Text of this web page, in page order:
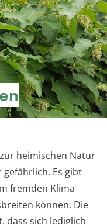
heimischen Natur
Es gibt
fremden Klima
können. Die
dass sich lediglich